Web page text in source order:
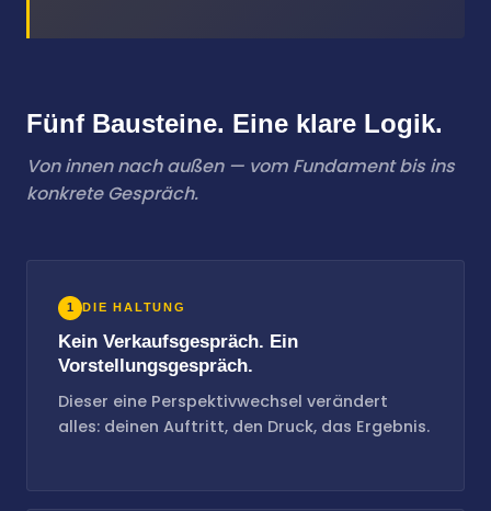
Fünf Bausteine. Eine klare Logik.
Von innen nach außen — vom Fundament bis ins
konkrete Gespräch.
1 DIE HALTUNG
Kein Verkaufsgespräch. Ein
Vorstellungsgespräch.
Dieser eine Perspektivwechsel verändert
alles: deinen Auftritt, den Druck, das Ergebnis.